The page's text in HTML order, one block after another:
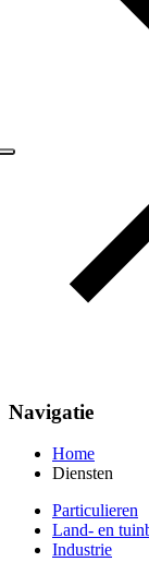
Navigatie
Home
Diensten
Particulieren
Land- en
Industrie